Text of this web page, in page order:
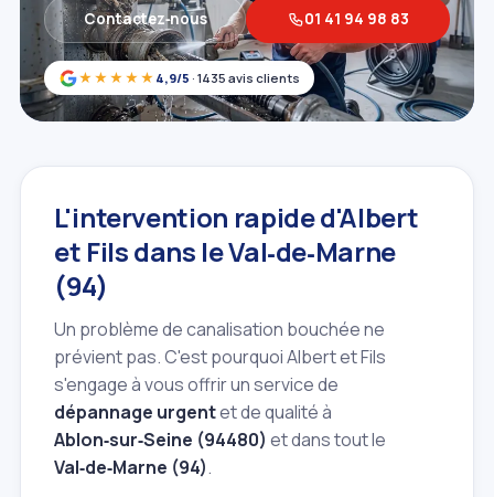
★★★★★ 4,9/5 · 1435 avis clients
Contactez‑nous 01 41 94 98 83
L'intervention rapide d'Albert
et Fils dans le Val‑de‑Marne
(94)
Un problème de canalisation bouchée ne
prévient pas. C'est pourquoi Albert et Fils
s'engage à vous offrir un service de
dépannage urgentet de qualité à
Ablon‑sur‑Seine (94480) et dans tout le
Val‑de‑Marne (94).